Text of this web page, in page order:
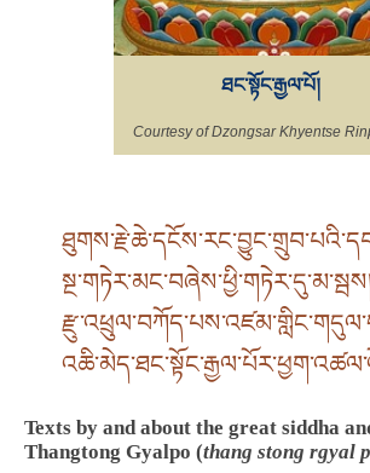
ཐང་སྟོང་རྒྱལ་པོ།
Courtesy of Dzongsar Khyentse
Texts by and about the great siddha
Thangtong Gyalpo (thang stong rgyal